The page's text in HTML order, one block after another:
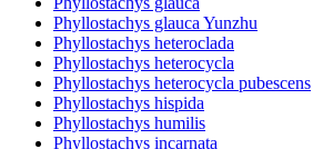
Phyllostachys glauca Yunzhu
Phyllostachys heteroclada
Phyllostachys heterocycla
Phyllostachys heterocycla pubescens
Phyllostachys hispida
Phyllostachys humilis
Phyllostachys incarnata